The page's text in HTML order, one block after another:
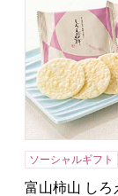
ソーシャルギフト
富山柿山 しろ